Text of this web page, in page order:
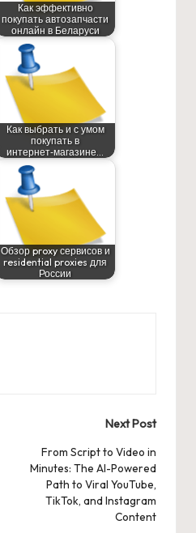
Как эффективно
покупать автозапчасти
онлайн в Беларуси
Как выбрать и с умом
покупать в
интернет‑магазине…
Обзор proxy сервисов и
residential proxies для
России
Next Post
From Script to Video in
Minutes: The AI-Powered
Path to Viral YouTube,
TikTok, and Instagram
Content